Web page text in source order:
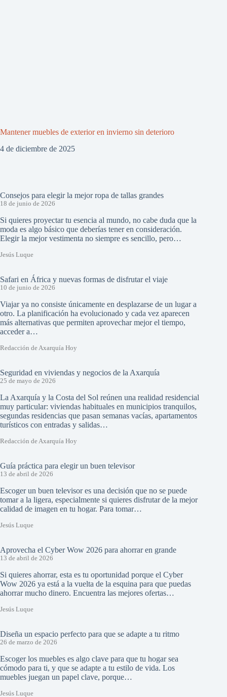
Mantener muebles de exterior en invierno sin deterioro
4 de diciembre de 2025
Consejos para elegir la mejor ropa de tallas grandes
18 de junio de 2026
Si quieres proyectar tu esencia al mundo, no cabe duda que la
moda es algo básico que deberías tener en consideración.
Elegir la mejor vestimenta no siempre es sencillo, pero…
Jesús Luque
Safari en África y nuevas formas de disfrutar el viaje
10 de junio de 2026
Viajar ya no consiste únicamente en desplazarse de un lugar a
otro. La planificación ha evolucionado y cada vez aparecen
más alternativas que permiten aprovechar mejor el tiempo,
acceder a…
Redacción de Axarquía Hoy
Seguridad en viviendas y negocios de la Axarquía
25 de mayo de 2026
La Axarquía y la Costa del Sol reúnen una realidad residencial
muy particular: viviendas habituales en municipios tranquilos,
segundas residencias que pasan semanas vacías, apartamentos
turísticos con entradas y salidas…
Redacción de Axarquía Hoy
Guía práctica para elegir un buen televisor
13 de abril de 2026
Escoger un buen televisor es una decisión que no se puede
tomar a la ligera, especialmente si quieres disfrutar de la mejor
calidad de imagen en tu hogar. Para tomar…
Jesús Luque
Aprovecha el Cyber Wow 2026 para ahorrar en grande
13 de abril de 2026
Si quieres ahorrar, esta es tu oportunidad porque el Cyber
Wow 2026 ya está a la vuelta de la esquina para que puedas
ahorrar mucho dinero. Encuentra las mejores ofertas…
Jesús Luque
Diseña un espacio perfecto para que se adapte a tu ritmo
26 de marzo de 2026
Escoger los muebles es algo clave para que tu hogar sea
cómodo para ti, y que se adapte a tu estilo de vida. Los
muebles juegan un papel clave, porque…
Jesús Luque